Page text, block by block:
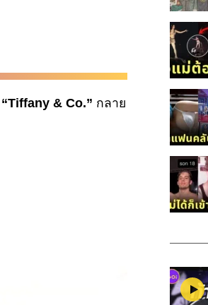
“Tiffany & Co.” กลาย